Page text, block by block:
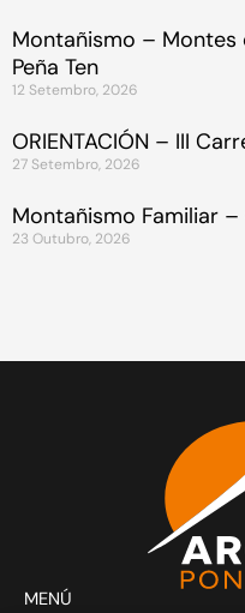
Montañismo – Montes
Peña Ten
12 Setembro, 2026
ORIENTACIÓN – III
27 Setembro, 2026
Montañismo Familiar
23 Outubro, 2026
MENÚ